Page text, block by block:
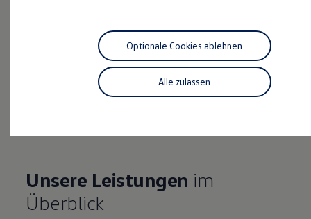
Lifestyle Shop
T-Roc Kollektion
Golf Kollektion
ID. Kollektion
Volkswagen Kollektion
R-Kollektion
Software Updates
Service und Ersatzteile
Inspektion und HU/AU
Serviceanfrage stellen
Unsere Leistungen im
Überblick
Alle zulassen
Optionale Cookies ablehnen